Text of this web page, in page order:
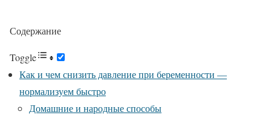
Содержание
Toggle
Как и чем снизить давление при беременности —
нормализуем быстро
Домашние и народные способы